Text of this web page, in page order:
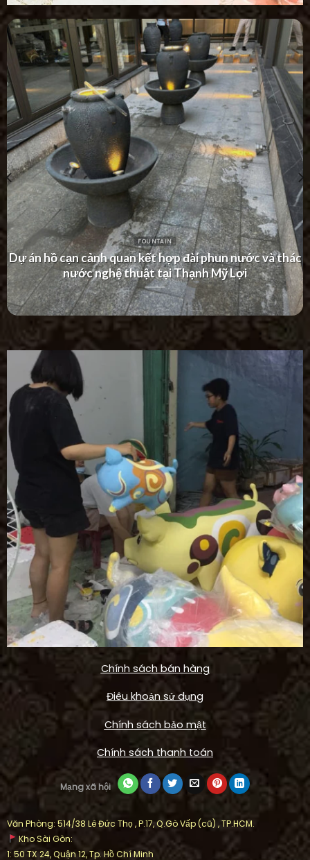
FOUNTAIN
Dự án thác nước tường hiện đại tại Khu Dân Cư Hà Đô
Villa
Chính sách bán hàng
Điêu khoản sử dụng
Chính sách bảo mật
Chính sách thanh toán
Mạng xã hội
Văn Phòng: 514/38 Lê Đức Thọ , P.17, Q.Gò Vấp (cũ) , TP.HCM.
Kho Sài Gòn:
1: 50 TX 24, Quận 12, Tp. Hồ Chí Minh